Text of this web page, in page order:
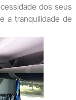
dos seus
a tranquilidade de